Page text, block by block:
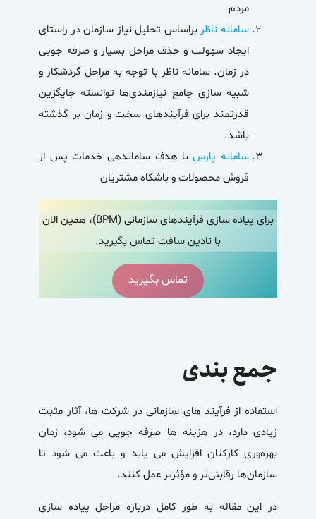
مردم
سامانه ناظربراساس تحلیل نیاز سازمان در راستای
ایجاد سهولت و حذف مراحل بسیار و صرفه جویی
در زمان. سامانه ناظر با توجه به مراحل گردشکار و
شبیه سازی جامع نیازمندی‌ها توانسته جایگزین
قدرتمند برای فرآیندهای سخت و زمان بر گذشته
باشد.
سامانه پارسبا هدف ساماندهی خدمات پس از
فروش محصولات و باشگاه مشتریان
برای پیاده سازی فرآیندهای سازمانی (BPM)، همین الان
با نادین سافت تماس بگیرید.
تماس بگیرید
جمع بندی
استفاده از فرآیند های سازمانی در شرکت ها، آثار مثبت
زیادی دارد، در هزینه ها صرفه جویی می شود، زمان
بهره‌وری کارکنان افزایش می یابد و باعث می شود تا
سازمان‌ها رقابتی‌تر و مؤثرتر عمل کنند.
در این مقاله به طور کامل درباره مراحل پیاده سازی